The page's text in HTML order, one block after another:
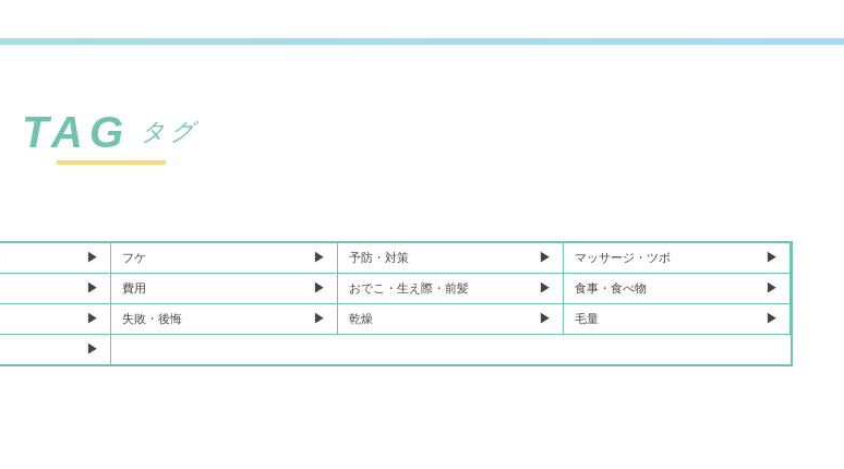
TAG タグ
フケ 予防・対策 マッサージ・ツボ
費用 おでこ・生え際・前髪 食事・食べ物
失敗・後悔 乾燥 毛量